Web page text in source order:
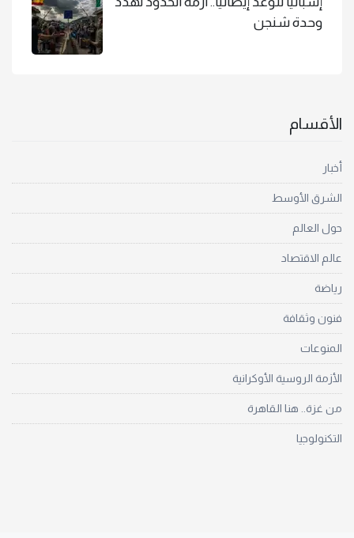
وحدة شنجن
الأقسام
أخبار
الشرق الأوسط
حول العالم
عالم الاقتصاد
رياضة
فنون وثقافة
المنوعات
الأزمة الروسية الأوكرانية
من غزة.. هنا القاهرة
التكنولوجيا